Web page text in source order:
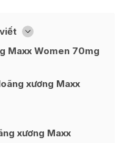
[
Ẩn
Maxx Women 70mg
xương Maxx
xương Maxx